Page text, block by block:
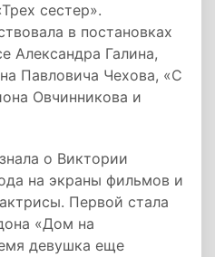
сестер».
в постановках
Александра Галина,
Павловича Чехова, «С
Овчинникова и
о Виктории
на экраны фильмов и
Первой стала
«Дом на
девушка еще